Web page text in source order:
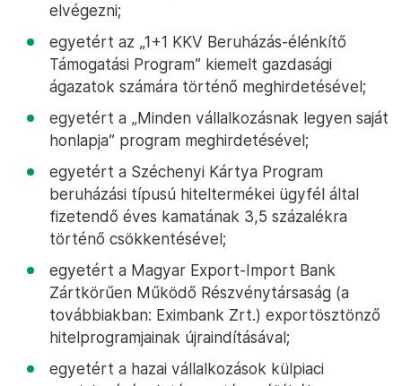
elvégezni;
egyetért az „1+1 KKV Beruházás-élénkítő
Támogatási Program” kiemelt gazdasági
ágazatok számára történő meghirdetésével;
egyetért a „Minden vállalkozásnak legyen saját
honlapja” program meghirdetésével;
egyetért a Széchenyi Kártya Program
beruházási típusú hiteltermékei ügyfél által
fizetendő éves kamatának 3,5 százalékra
történő csökkentésével;
egyetért a Magyar Export-Import Bank
Zártkörűen Működő Részvénytársaság (a
továbbiakban: Eximbank Zrt.) exportösztönző
hitelprogramjainak újraindításával;
egyetért a hazai vállalkozások külpiaci